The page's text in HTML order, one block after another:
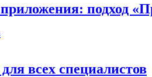
подход
всех специалистов